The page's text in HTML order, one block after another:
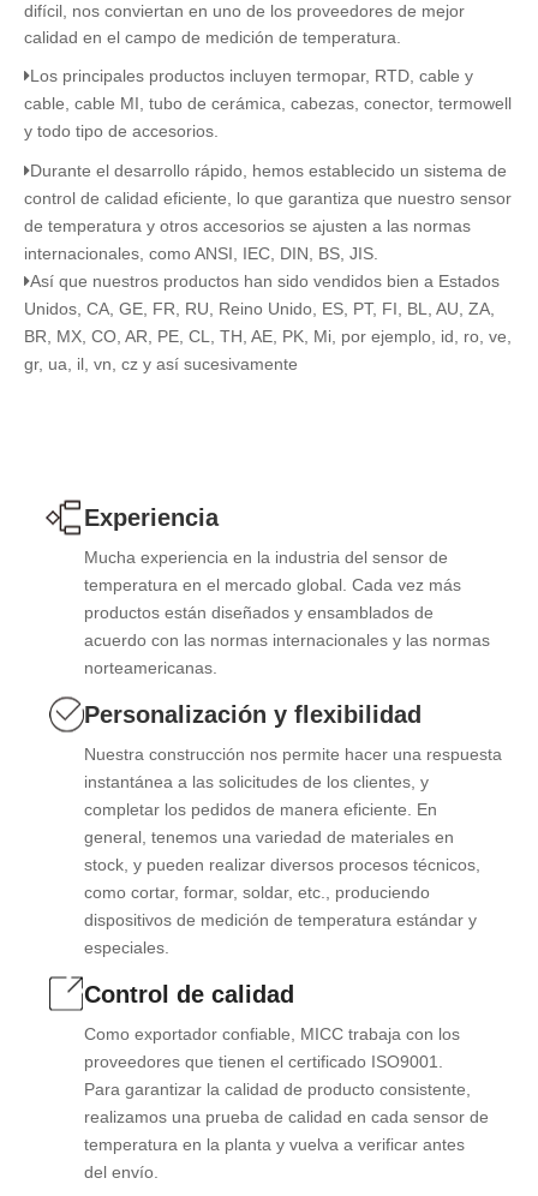
difícil, nos conviertan en uno de los proveedores de mejor
calidad en el campo de medición de temperatura.
Los principales productos incluyen termopar, RTD, cable y
cable, cable MI, tubo de cerámica, cabezas, conector, termowell
y todo tipo de accesorios.
Durante el desarrollo rápido, hemos establecido un sistema de
control de calidad eficiente, lo que garantiza que nuestro sensor
de temperatura y otros accesorios se ajusten a las normas
internacionales, como ANSI, IEC, DIN, BS, JIS.
Así que nuestros productos han sido vendidos bien a Estados
Unidos, CA, GE, FR, RU, Reino Unido, ES, PT, FI, BL, AU, ZA,
BR, MX, CO, AR, PE, CL, TH, AE, PK, Mi, por ejemplo, id, ro, ve,
gr, ua, il, vn, cz y así sucesivamente
Experiencia
Mucha experiencia en la industria del sensor de
temperatura en el mercado global. Cada vez más
productos están diseñados y ensamblados de
acuerdo con las normas internacionales y las normas
norteamericanas.
Personalización y flexibilidad
Nuestra construcción nos permite hacer una respuesta
instantánea a las solicitudes de los clientes, y
completar los pedidos de manera eficiente. En
general, tenemos una variedad de materiales en
stock, y pueden realizar diversos procesos técnicos,
como cortar, formar, soldar, etc., produciendo
dispositivos de medición de temperatura estándar y
especiales.
Control de calidad
Como exportador confiable, MICC trabaja con los
proveedores que tienen el certificado ISO9001.
Para garantizar la calidad de producto consistente,
realizamos una prueba de calidad en cada sensor de
temperatura en la planta y vuelva a verificar antes
del envío.